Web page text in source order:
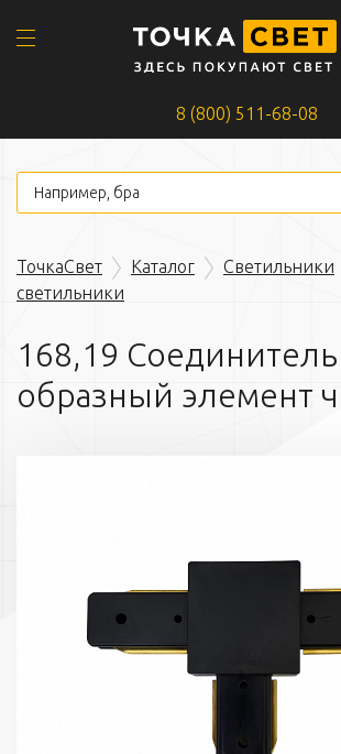
8 (800) 511-68-08
ТочкаСвет Каталог Светильники
светильники
168,19
образный элемент